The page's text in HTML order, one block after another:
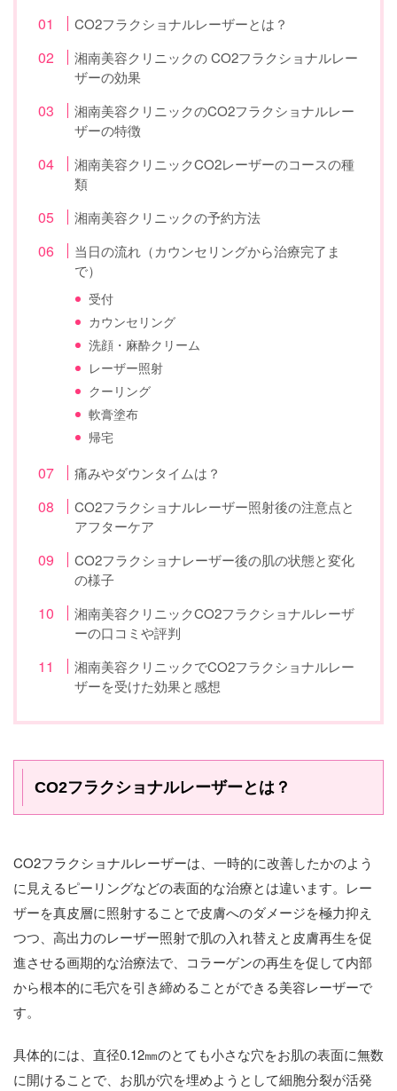
CO2フラクショナルレーザーとは？
湘南美容クリニックの CO2フラクショナルレー
ザーの効果
湘南美容クリニックのCO2フラクショナルレー
ザーの特徴
湘南美容クリニックCO2レーザーのコースの種
類
湘南美容クリニックの予約方法
当日の流れ（カウンセリングから治療完了ま
で）
受付
カウンセリング
洗顔・麻酔クリーム
レーザー照射
クーリング
軟膏塗布
帰宅
痛みやダウンタイムは？
CO2フラクショナルレーザー照射後の注意点と
アフターケア
CO2フラクショナレーザー後の肌の状態と変化
の様子
湘南美容クリニックCO2フラクショナルレーザ
ーの口コミや評判
湘南美容クリニックでCO2フラクショナルレー
ザーを受けた効果と感想
CO2フラクショナルレーザーとは？
CO2フラクショナルレーザーは、一時的に改善したかのよう
に見えるピーリングなどの表面的な治療とは違います。レー
ザーを真皮層に照射することで皮膚へのダメージを極力抑え
つつ、高出力のレーザー照射で肌の入れ替えと皮膚再生を促
進させる画期的な治療法で、コラーゲンの再生を促して内部
から根本的に毛穴を引き締めることができる美容レーザーで
す。
具体的には、直径0.12㎜のとても小さな穴をお肌の表面に無数
に開けることで、お肌が穴を埋めようとして細胞分裂が活発